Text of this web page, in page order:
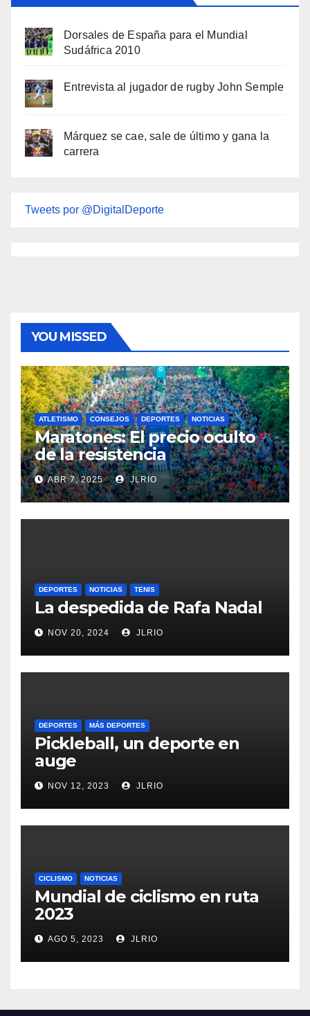
Dorsales de España para el Mundial
Sudáfrica 2010
Entrevista al jugador de rugby John Semple
Márquez se cae, sale de último y gana la
carrera
Tweets por @DigitalDeporte
YOU MISSED
ATLETISMO CONSEJOS DEPORTES NOTICIAS
Maratones: El precio oculto
de la resistencia
ABR 7, 2025 JLRIO
DEPORTES NOTICIAS TENIS
La despedida de Rafa Nadal
NOV 20, 2024 JLRIO
DEPORTES MÁS DEPORTES
Pickleball, un deporte en
auge
NOV 12, 2023 JLRIO
CICLISMO NOTICIAS
Mundial de ciclismo en ruta
2023
AGO 5, 2023 JLRIO